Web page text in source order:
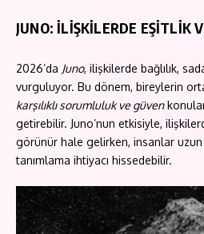
JUNO: İLİŞKİLERDE EŞİTLİK
2026’da Juno, ilişkilerde bağlılık,
vurguluyor. Bu dönem, bireylerin
karşılıklı sorumluluk ve güven
getirebilir. Juno’nun etkisiyle,
görünür hale gelirken, insanlar uzun
tanımlama ihtiyacı hissedebilir.